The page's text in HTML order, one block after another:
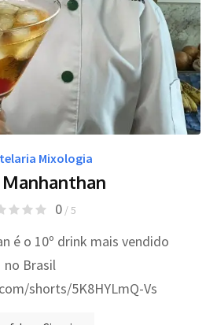
Mixologia
0/ 5
é o 10º drink mais vendido
no Brasil
shorts/5K8HYLmQ-Vs